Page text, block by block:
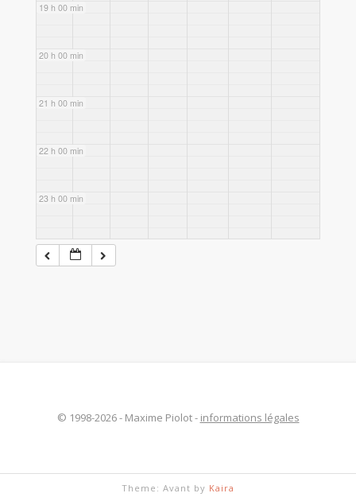
19 h 00 min
20 h 00 min
21 h 00 min
22 h 00 min
23 h 00 min
© 1998-2026 - Maxime Piolot - informations légales
Theme: Avant by Kaira